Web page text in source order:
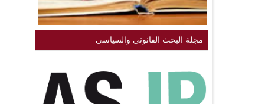
مجلة البحث القانوني والسياسي